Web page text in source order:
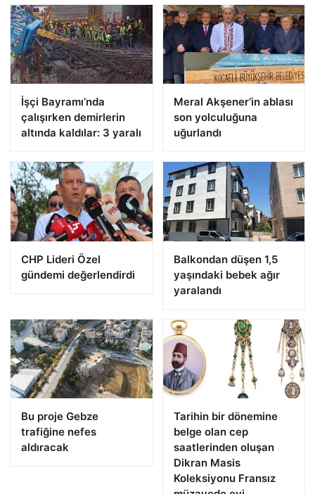
İşçi Bayramı’nda
çalışırken demirlerin
altında kaldılar: 3 yaralı
Meral Akşener’in ablası
son yolculuğuna
uğurlandı
CHP Lideri Özel
gündemi değerlendirdi
Balkondan düşen 1,5
yaşındaki bebek ağır
yaralandı
Bu proje Gebze
trafiğine nefes
aldıracak
Tarihin bir dönemine
belge olan cep
saatlerinden oluşan
Dikran Masis
Koleksiyonu Fransız